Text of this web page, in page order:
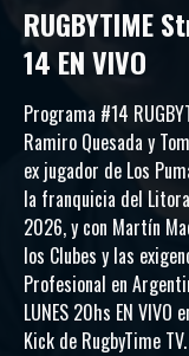
RUGBYTIME
14 EN VIVO
Programa #14
Ramiro Quesada y
ex jugador de Los
la franquicia del
2026, y con Martín
los Clubes y las
Profesional en
LUNES 20hs EN VIVO
Kick de RugbyTime TV.